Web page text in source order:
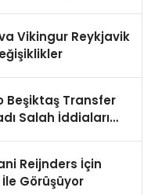
Vikingur Reykjavik
Beşiktaş Transfer
Salah İddiaları
Reijnders İçin
Görüşüyor